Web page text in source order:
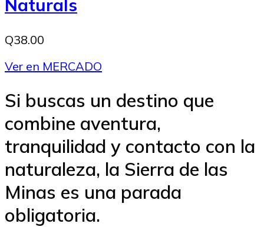
Naturals
Q38.00
Ver en MERCADO
Si buscas un destino que
combine aventura,
tranquilidad y contacto con la
naturaleza, la Sierra de las
Minas es una parada
obligatoria.